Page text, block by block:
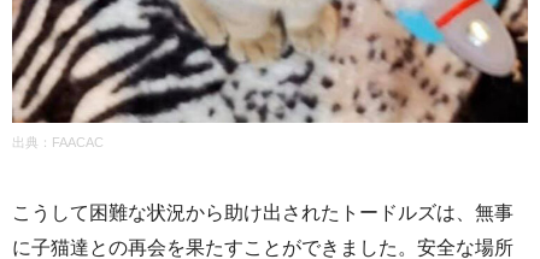
出典：FAACAC
こうして困難な状況から助け出されたトードルズは、無事
に子猫達との再会を果たすことができました。安全な場所